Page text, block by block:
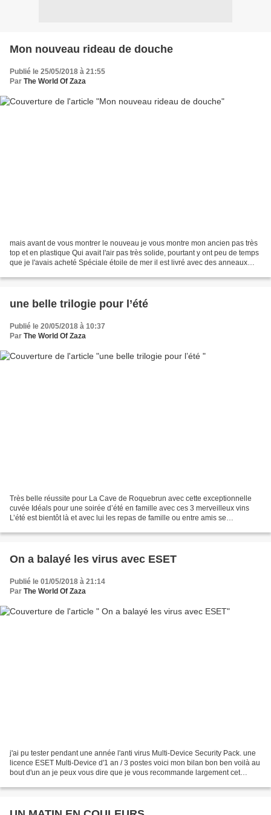
Mon nouveau rideau de douche
Publié le 25/05/2018 à 21:55
Par The World Of Zaza
mais avant de vous montrer le nouveau je vous montre mon ancien pas très
top et en plastique Qui avait l'air pas très solide, pourtant y ont peu de temps
que je l'avais acheté Spéciale étoile de mer il est livré avec des anneaux
une belle trilogie pour l’été
Publié le 20/05/2018 à 10:37
Par The World Of Zaza
Très belle réussite pour La Cave de Roquebrun avec cette exceptionnelle
cuvée Idéals pour une soirée d’été en famille avec ces 3 merveilleux vins
L’été est bientôt là et avec lui les repas de famille ou entre amis se
On a balayé les virus avec ESET
Publié le 01/05/2018 à 21:14
Par The World Of Zaza
j'ai pu tester pendant une année l'anti virus Multi-Device Security Pack. une
licence ESET Multi-Device d'1 an / 3 postes voici mon bilan bon ben voilà au
bout d'un an je peux vous dire que je vous recommande largement cet